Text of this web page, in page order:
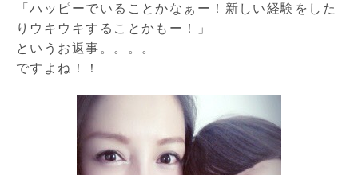
「ハッピーでいることかなぁー！新しい経験をした
りウキウキすることかもー！」
というお返事。。。。
ですよね！！